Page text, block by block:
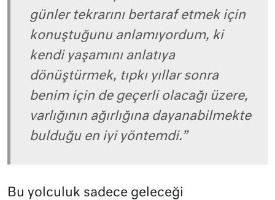
günler tekrarını bertaraf etmek için
konuştuğunu anlamıyordum, ki
kendi yaşamını anlatıya
dönüştürmek, tıpkı yıllar sonra
benim için de geçerli olacağı üzere,
varlığının ağırlığına dayanabilmekte
bulduğu en iyi yöntemdi.”
Bu yolculuk sadece geleceği